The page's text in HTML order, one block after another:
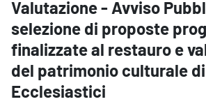
Valutazione - Avviso
selezione di proposte
finalizzate al restauro e
del patrimonio culturale
Ecclesiastici